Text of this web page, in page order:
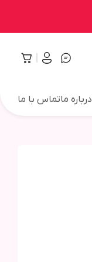
درباره ماتماس با ما